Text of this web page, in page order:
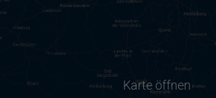
Karte öffnen